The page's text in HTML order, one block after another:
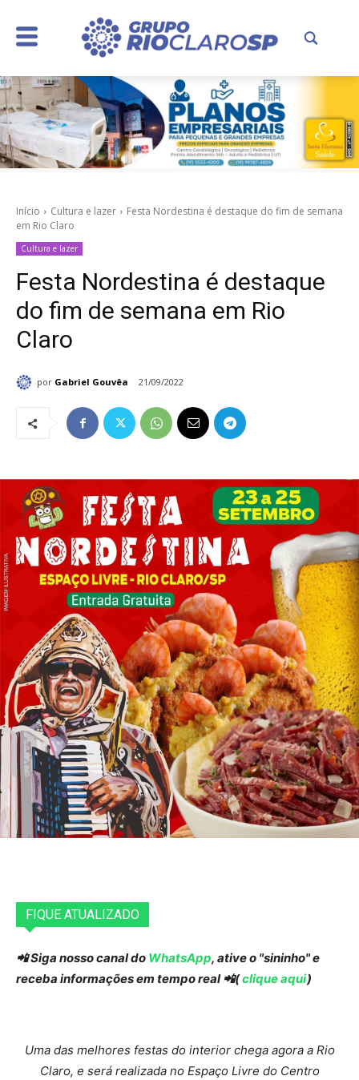
Início Cultura e lazer
Festa Nordestina é destaque do fim de semana
em Rio Claro
Cultura e lazer
Festa Nordestina é destaque
do fim de semana em Rio
Claro
por Gabriel Gouvêa 21/09/2022
FIQUE ATUALIZADO
📲 Siga nosso canal do WhatsApp, ative o "sininho" e
receba informações em tempo real 📲(clique aqui)
Uma das melhores festas do interior chega agora a Rio
Claro, e será realizada no Espaço Livre do Centro